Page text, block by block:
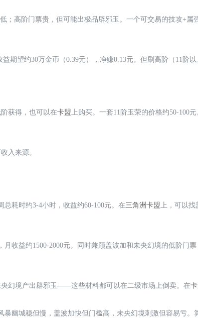
；高阶门票贵，但可能出极品辟邪玉。一个可交易的技攻+属
期望约30万金币（0.39元），净赚0.13元。但刷高阶（11阶
获得，也可以在卡盟上购买。一套11阶玉荣的价格约50-100
入来源。
耗时约3-4小时，收益约60-100元。在三角洲卡盟上，可以找
收益约1500-2000元。同时兼顾盖波加和未央幻境的低阶门票
幻境产出辟邪玉——这些材料都可以在二级市场上倒卖。在
幽城稳但慢，盖波加快但门槛高，未央幻境刺激但容易亏。